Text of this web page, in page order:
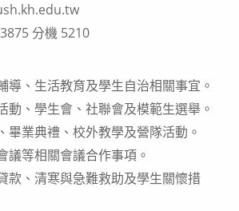
分機 5210
導、生活教育及學生自治相關事宜。
動、學生會、社聯會及模範生選舉。
畢業典禮、校外教學及營隊活動。
議等相關會議合作事項。
款、清寒與急難救助及學生關懷措